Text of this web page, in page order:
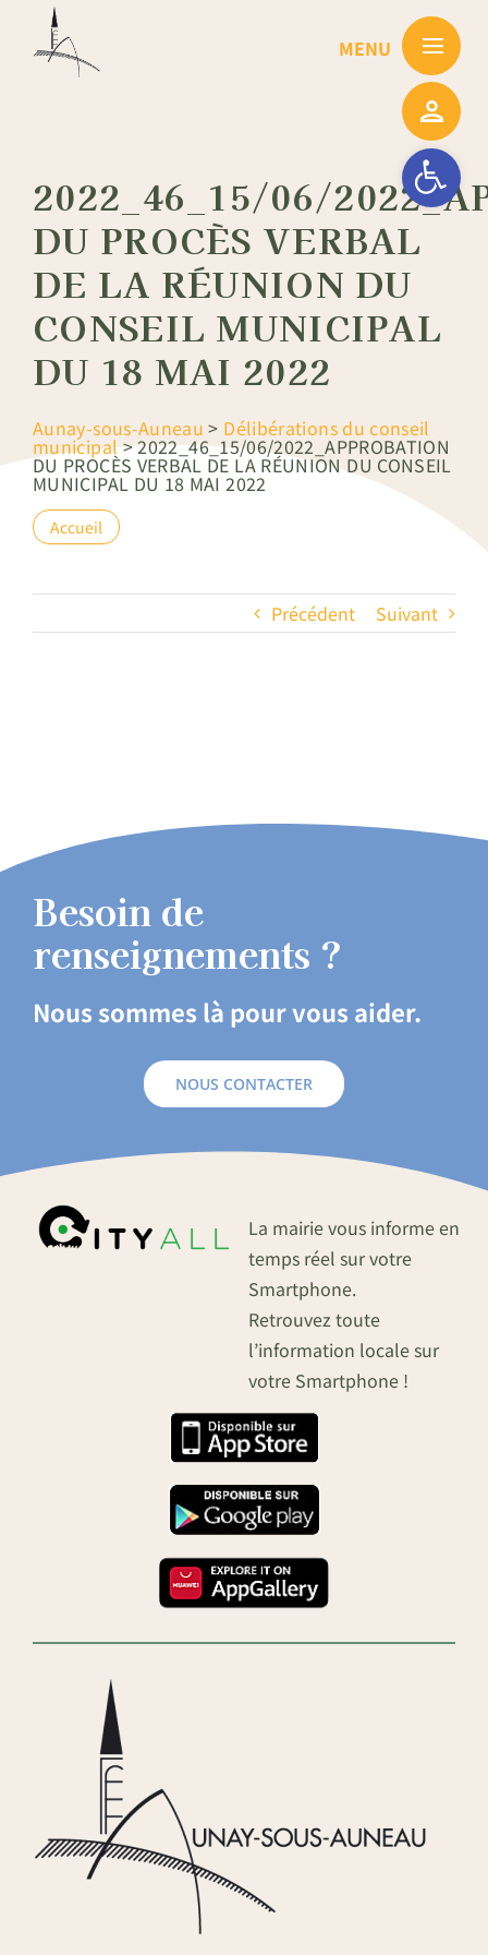
Ouvrir la
2022_46_15/06/
DU PROCÈS VERBAL
DE LA RÉUNION DU
CONSEIL MUNICIPAL
DU 18 MAI 2022
Aunay-sous-Auneau > Délibérations du conseil
municipal>2022_46_15/06/2022_APPROBATION
DU PROCÈS VERBAL DE LA RÉUNION DU CONSEIL
MUNICIPAL DU 18 MAI 2022
Accueil
Précédent Suivant
Besoin de
renseignements ?
Nous sommes là pour vous aider.
NOUS CONTACTER
La mairie vous informe en
temps réel sur votre
Smartphone.
Retrouvez toute
l’information locale sur
votre Smartphone !